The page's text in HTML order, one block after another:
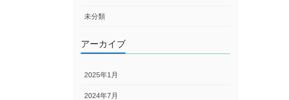
未分類
アーカイブ
2025年1月
2024年7月